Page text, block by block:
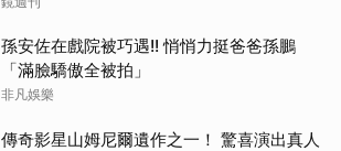
孫安佐在戲院被巧遇!! 悄悄力挺爸爸孫鵬
「滿臉驕傲全被拍」
非凡娛樂
傳奇影星山姆尼爾遺作之一！ 驚喜演出真人